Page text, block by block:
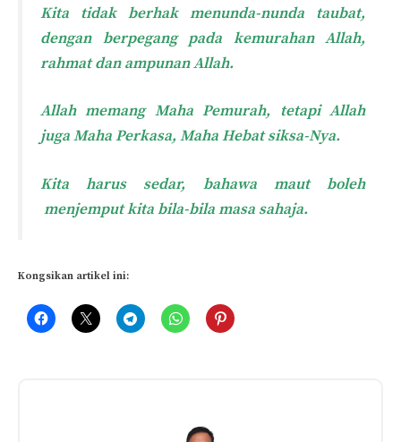
Kita tidak berhak menunda-nunda taubat,
dengan berpegang pada kemurahan Allah,
rahmat dan ampunan Allah.
Allah memang Maha Pemurah, tetapi Allah
juga Maha Perkasa, Maha Hebat siksa-Nya.
Kita harus sedar, bahawa maut boleh
menjemput kita bila-bila masa sahaja.
Kongsikan artikel ini: